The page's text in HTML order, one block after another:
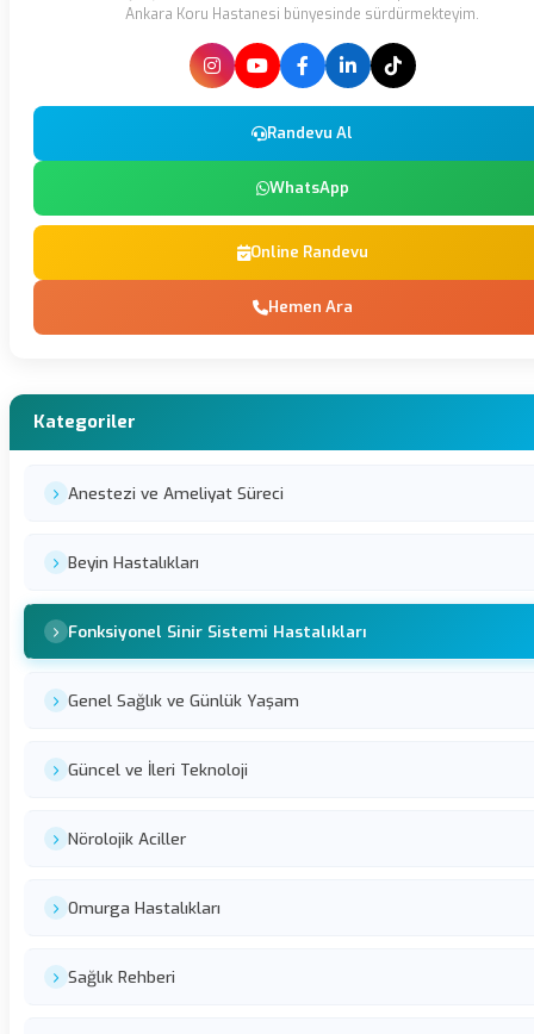
Ankara Koru Hastanesi bünyesinde sürdürmekteyim.
Randevu Al
WhatsApp
Online Randevu
Hemen Ara
Kategoriler
Anestezi ve Ameliyat Süreci
Beyin Hastalıkları
Fonksiyonel Sinir Sistemi Hastalıkları
Genel Sağlık ve Günlük Yaşam
Güncel ve İleri Teknoloji
Nörolojik Aciller
Omurga Hastalıkları
Sağlık Rehberi